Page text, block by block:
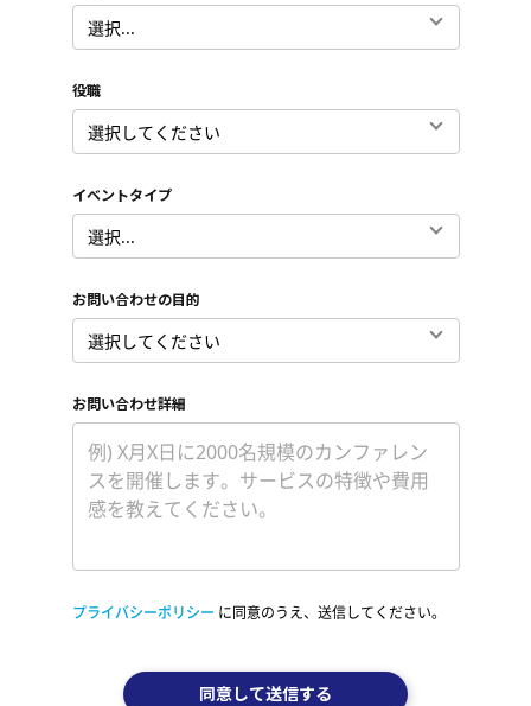
*
役職
*
イベントタイプ
*
お問い合わせの目的
*
お問い合わせ詳細
プライバシーポリシー に同意のうえ、送信してください。
同意して送信する